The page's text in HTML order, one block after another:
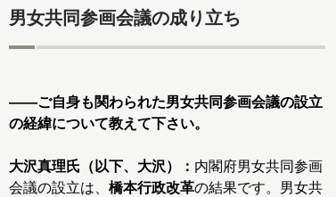
男女共同参画会議の成り立ち
――ご自身も関わられた男女共同参画会議の設立
の経緯について教えて下さい。
大沢真理氏（以下、大沢）： 内閣府男女共同参画
会議の設立は、 橋本行政改革の結果です。男女共